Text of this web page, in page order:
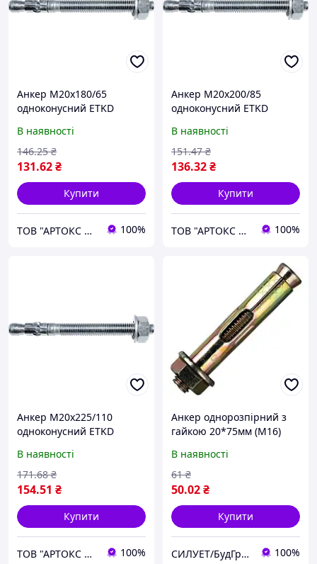
Анкер М20х180/65
одноконусний ETKD
В наявності
131.62₴
146.25 ₴
Купити
ТОВ "АРТОКС ЛТД" 100%
Анкер М20х200/85
одноконусний ETKD
В наявності
136.32₴
151.47 ₴
Купити
ТОВ "АРТОКС ЛТД" 100%
Анкер М20х225/110
одноконусний ETKD
В наявності
154.51 ₴
171.68 ₴
Купити
ТОВ "АРТОКС ЛТД" 100%
Анкер однорозпірний з
гайкою 20*75мм (М16)
В наявності
50.02₴
61 ₴
Купити
СИЛУЕТ/БудГрупа 100%